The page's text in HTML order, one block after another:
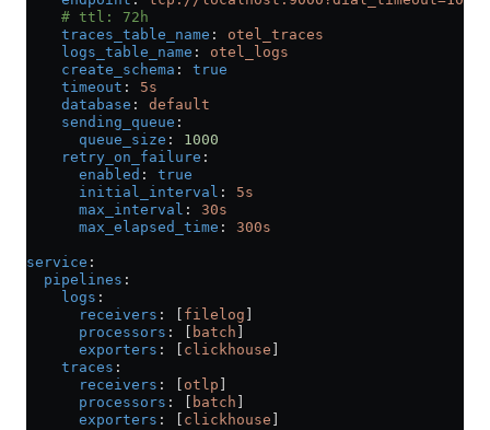
    # ttl: 72h
    traces_table_name
: otel_traces
    logs_table_name
: otel_logs
    create_schema
: true
    timeout
: 5s
    database
: default
    sending_queue
:
      queue_size
: 1000
    retry_on_failure
:
      enabled
: true
      initial_interval
: 5s
      max_interval
: 30s
      max_elapsed_time
: 300s
service :
  pipelines
:
    logs
:
      receivers
: [ filelog
      processors
: [ batch
      exporters
: [ clickhouse
    traces
:
      receivers
: [ otlp
      processors
: [ batch
      exporters
: [ clickhouse